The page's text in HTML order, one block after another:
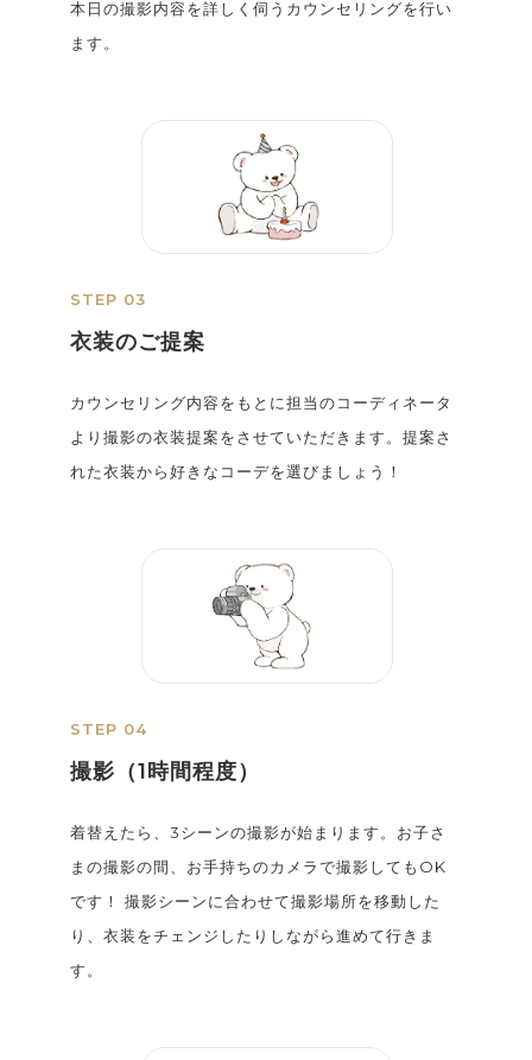
本日の撮影内容を詳しく伺うカウンセリングを行い
ます。
STEP 03
衣装のご提案
カウンセリング内容をもとに担当のコーディネータ
より撮影の衣装提案をさせていただきます。提案さ
れた衣装から好きなコーデを選びましょう！
STEP 04
撮影（1時間程度）
着替えたら、3シーンの撮影が始まります。お子さ
まの撮影の間、お手持ちのカメラで撮影してもOK
です！ 撮影シーンに合わせて撮影場所を移動した
り、衣装をチェンジしたりしながら進めて行きま
す。